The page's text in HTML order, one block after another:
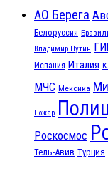
АО Берега
Белоруссия
Владимир Путин
Испания Италия
МЧС Мексика
Пожар
Роскосмос
Тель-Авив Турция